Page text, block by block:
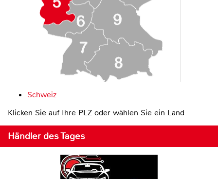
Schweiz
Klicken Sie auf Ihre PLZ oder wählen Sie ein Land
Händler des Tages